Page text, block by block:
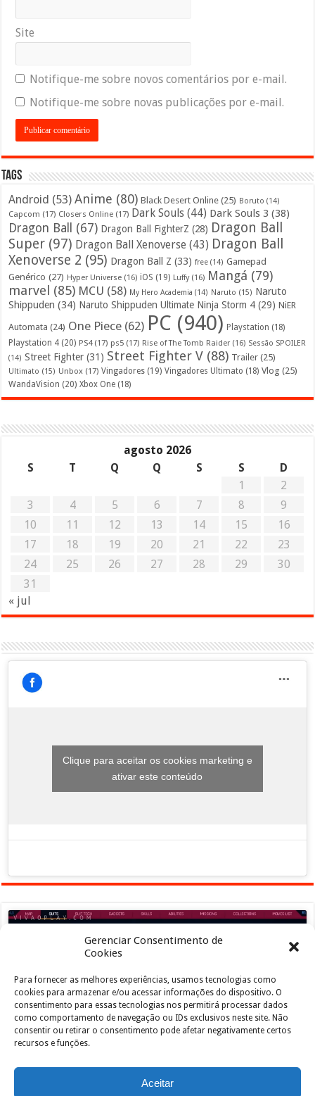
Gerenciar Consentimento de
Cookies
Para fornecer as melhores experiências, usamos tecnologias como
cookies para armazenar e/ou acessar informações do dispositivo. O
consentimento para essas tecnologias nos permitirá processar dados
como comportamento de navegação ou IDs exclusivos neste site. Não
consentir ou retirar o consentimento pode afetar negativamente certos
recursos e funções.
Aceitar
Site
Notifique-me sobre novos comentários por e-mail.
Notifique-me sobre novas publicações por e-mail.
Tags
Android (53) Anime (80) Black Desert Online (25) Boruto (14)
Capcom (17) Closers Online (17) Dark Souls (44) Dark Souls 3 (38)
Dragon Ball (67) Dragon Ball FighterZ (28) Dragon Ball
Super (97) Dragon Ball Xenoverse (43) Dragon Ball
Xenoverse 2 (95) Dragon Ball Z (33) free (14) Gamepad
Genérico (27) Hyper Universe (16) iOS (19) Luffy(16) Mangá (79)
marvel (85) MCU (58) My Hero Academia (14) Naruto (15) Naruto
Shippuden (34) Naruto Shippuden Ultimate Ninja Storm 4 (29) NiER
Automata (24) One Piece (62) PC (940) Playstation (18)
Playstation 4 (20) PS4(17) ps5 (17) Rise of The Tomb Raider (16) Sessão SPOILER
(14) Street Fighter (31) Street Fighter V (88) Trailer (25)
Ultimato (15) Unbox (17) Vingadores (19) Vingadores Ultimato (18) Vlog (25)
WandaVision (20) Xbox One (18)
agosto 2026
S
T Q Q S S
D
1
2
3
4 5 6 7 8
9
10
11 12 13 14 15
16
17
18 19 20 21 22
23
24
25 26 27 28 29
30
31
« jul
Clique para aceitar os cookies marketing e
ativar este conteúdo
Clique para aceitar os cookies marketing e
ativar este conteúdo